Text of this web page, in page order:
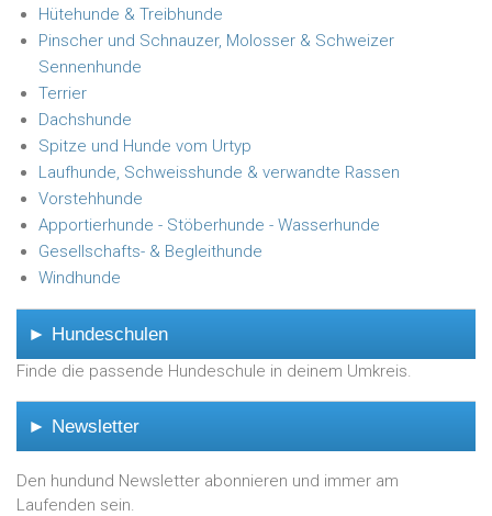
Hütehunde & Treibhunde
Pinscher und Schnauzer, Molosser & Schweizer
Sennenhunde
Terrier
Dachshunde
Spitze und Hunde vom Urtyp
Laufhunde, Schweisshunde & verwandte Rassen
Vorstehhunde
Apportierhunde - Stöberhunde - Wasserhunde
Gesellschafts- & Begleithunde
Windhunde
► Hundeschulen
Finde die passende Hundeschule in deinem Umkreis.
► Newsletter
Den hundund Newsletter abonnieren und immer am
Laufenden sein.